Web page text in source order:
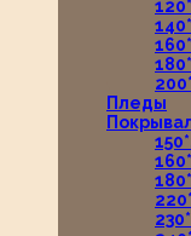
Пледы